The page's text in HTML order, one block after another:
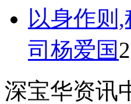
以身作则
司杨爱国
深宝华资讯